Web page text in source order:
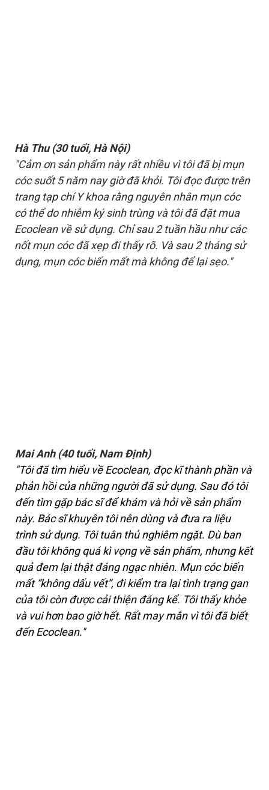
Hà Thu (30 tuổi, Hà Nội)
"Cảm ơn sản phẩm này rất nhiều vì tôi đã bị mụn
cóc suốt 5 năm nay giờ đã khỏi. Tôi đọc được trên
trang tạp chí Y khoa rằng nguyên nhân mụn cóc
có thể do nhiễm ký sinh trùng và tôi đã đặt mua
Ecoclean về sử dụng. Chỉ sau 2 tuần hầu như các
nốt mụn cóc đã xẹp đi thấy rõ. Và sau 2 tháng sử
dụng, mụn cóc biến mất mà không để lại sẹo."
Mai Anh (40 tuổi, Nam Định)
"Tôi đã tìm hiểu về Ecoclean, đọc kĩ thành phần và
phản hồi của những người đã sử dụng. Sau đó tôi
đến tìm gặp bác sĩ để khám và hỏi về sản phẩm
này. Bác sĩ khuyên tôi nên dùng và đưa ra liệu
trình sử dụng. Tôi tuân thủ nghiêm ngặt. Dù ban
đầu tôi không quá kì vọng về sản phẩm, nhưng kết
quả đem lại thật đáng ngạc nhiên. Mụn cóc biến
mất “không dấu vết”, đi kiểm tra lại tình trạng gan
của tôi còn được cải thiện đáng kể. Tôi thấy khỏe
và vui hơn bao giờ hết. Rất may mắn vì tôi đã biết
đến Ecoclean."